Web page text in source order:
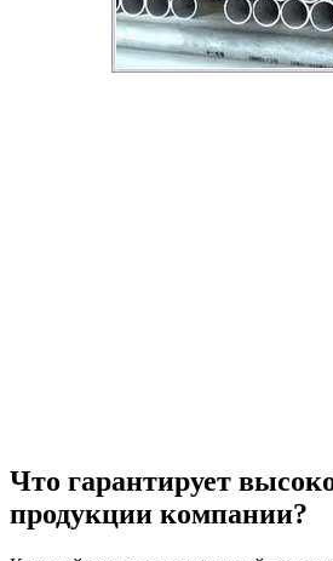
Что гарантирует
продукции компании?